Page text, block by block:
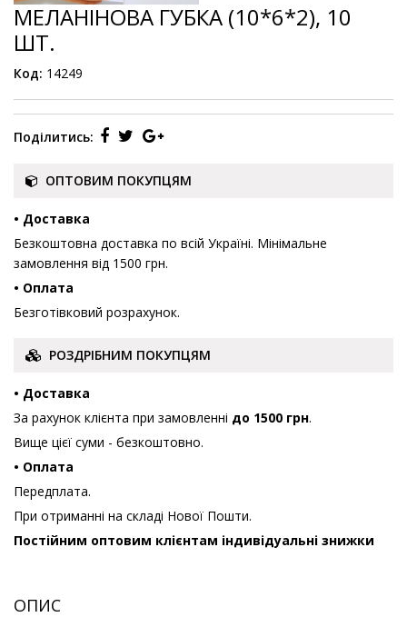
МЕЛАНІНОВА ГУБКА (10*6*2), 10
ШТ.
Код: 14249
Поділитись:
ОПТОВИМ ПОКУПЦЯМ
• Доставка
Безкоштовна доставка по всій Україні. Мінімальне
замовлення від 1500 грн.
• Оплата
Безготівковий розрахунок.
РОЗДРІБНИМ ПОКУПЦЯМ
• Доставка
За рахунок клієнта при замовленні до 1500 грн.
Вище цієї суми - безкоштовно.
• Оплата
Передплата.
При отриманні на складі Нової Пошти.
Постійним оптовим клієнтам індивідуальні знижки
ОПИС